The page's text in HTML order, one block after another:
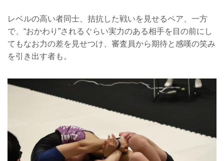
レベルの高い者同士、拮抗した戦いを見せるペア、一方
で、“おかわり”されるぐらい実力のある相手を目の前にし
てもなお力の差を見せつけ、審査員から期待と感嘆の笑み
を引き出す者も。